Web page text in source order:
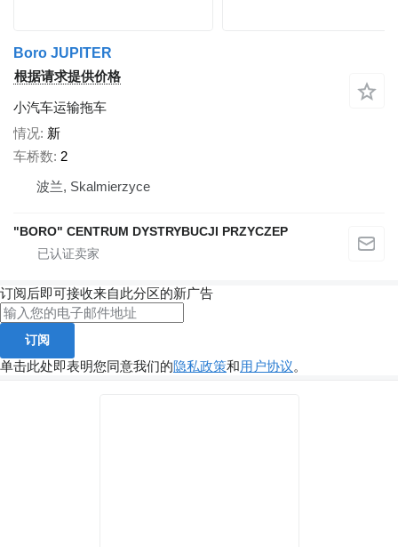
Boro JUPITER
根据请求提供价格
小汽车运输拖车
情况 新
车桥数 2
波兰, Skalmierzyce
"BORO" CENTRUM DYSTRYBUCJI PRZYCZEP
订阅后即可接收来自此分区的新广告
订阅
单击此处即表明您同意我们的隐私政策和用户协议。